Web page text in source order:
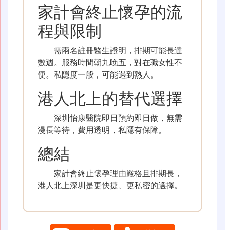
家計會終止懷孕的流
程與限制
需兩名註冊醫生證明，排期可能長達
數週。服務時間朝九晚五，對在職女性不
便。私隱度一般，可能遇到熟人。
港人北上的替代選擇
深圳怡康醫院即日預約即日做，無需
漫長等待，費用透明，私隱有保障。
總結
家計會終止懷孕理由嚴格且排期長，
港人北上深圳是更快捷、更私密的選擇。